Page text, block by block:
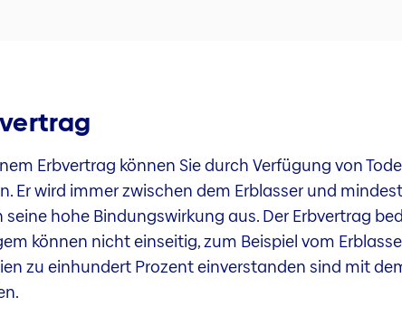
Erbvertrag können Sie durch Verfügung von
Er wird immer zwischen dem Erblasser und
seine hohe Bindungswirkung aus. Der Erbvertrag
können nicht einseitig, zum Beispiel vom
zu einhundert Prozent einverstanden sind mit